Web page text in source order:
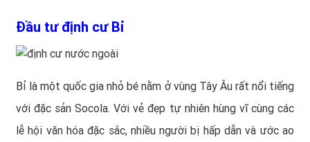
Đầu tư định cư Bỉ
Bỉ là một quốc gia nhỏ bé nằm ở vùng Tây Âu rất nổi tiếng
với đặc sản Socola. Với vẻ đẹp tự nhiên hùng vĩ cùng các
lễ hội văn hóa đặc sắc, nhiều người bị hấp dẫn và ước ao